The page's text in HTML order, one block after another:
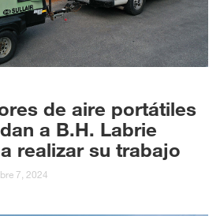
de aire portátiles
a B.H. Labrie
realizar su trabajo
7, 2024